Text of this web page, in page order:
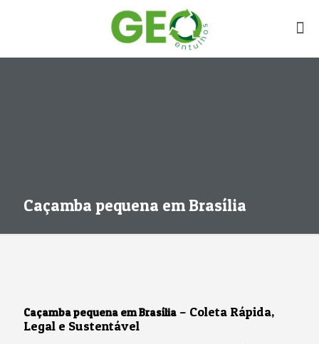
Caçamba pequena em Brasília
Caçamba pequena em Brasília – Coleta Rápida,
Legal e Sustentável